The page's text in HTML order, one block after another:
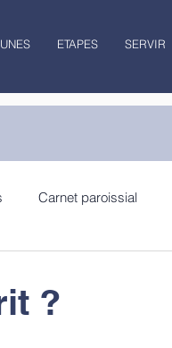
ETAPES SERVIR
Carnet paroissial
?